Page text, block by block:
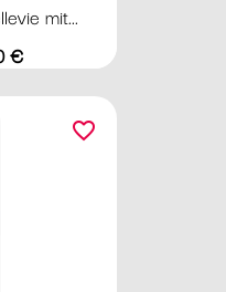
mit...
€
favorite_border